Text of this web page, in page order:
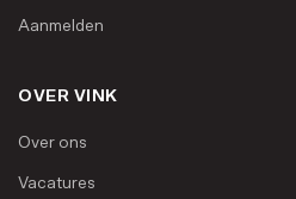
Aanmelden
OVER VINK
Over ons
Vacatures